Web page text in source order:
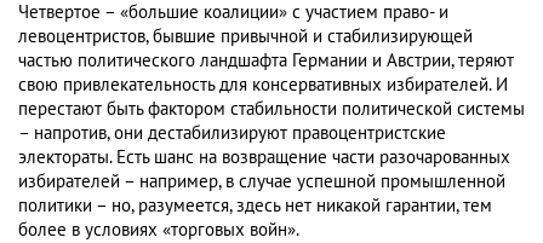
Четвертое – «большие коалиции» с участием право- и
левоцентристов, бывшие привычной и стабилизирующей
частью политического ландшафта Германии и Австрии, теряют
свою привлекательность для консервативных избирателей. И
перестают быть фактором стабильности политической системы
– напротив, они дестабилизируют правоцентристские
электораты. Есть шанс на возвращение части разочарованных
избирателей – например, в случае успешной промышленной
политики – но, разумеется, здесь нет никакой гарантии, тем
более в условиях «торговых войн».